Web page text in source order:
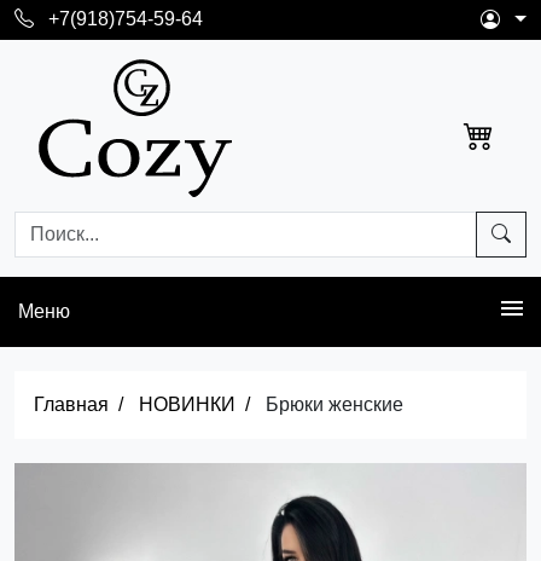
+7(918)754-59-64
Меню
Главная НОВИНКИ Брюки женские